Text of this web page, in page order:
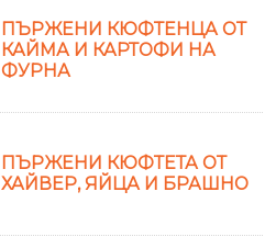
ПЪРЖЕНИ КЮФТЕНЦА ОТ
КАЙМА И КАРТОФИ НА
ФУРНА
ПЪРЖЕНИ КЮФТЕТА ОТ
ХАЙВЕР, ЯЙЦА И БРАШНО